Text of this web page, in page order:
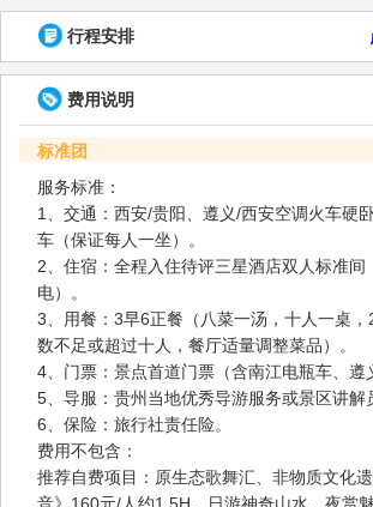
行程安排
费用说明
标准团
服务标准：
1、交通：西安/贵阳、遵义/西安空调火车硬
车（保证每人一坐）。
2、住宿：全程入住待评三星酒店双人标准间
电）。
3、用餐：3早6正餐（八菜一汤，十人一桌，
数不足或超过十人，餐厅适量调整菜品）。
4、门票：景点首道门票（含南江电瓶车、遵
5、导服：贵州当地优秀导游服务或景区讲解
6、保险：旅行社责任险。
费用不包含：
推荐自费项目：原生态歌舞汇、非物质文化
音》160元/人约1.5H、日游神奇山水、夜赏